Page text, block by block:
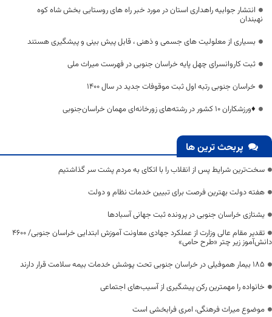
انتشار جوابیه راهداری استان در مورد خبر راه های روستایی بخش شاه کوه
نهبندان
بسیاری از معلولیت های جسمی و ذهنی ، قابل پیش بینی و پیشگیری هستند
ثبت کاروانسرای چهل پایه خراسان جنوبی در فهرست میراث ملی
خراسان جنوبی رتبه اول ثبت موقوفات جدید در سال 1400
♦️ورزشکاران ۱۰ کشور در رشته‌های زورخانه‌ای مهمان خراسان‌جنوبی
پربحث ترین ها
سخت‌ترین شرایط پس از انقلاب را با اتکای به مردم پشت سر گذاشتیم
هفته دولت بهترین فرصت برای تبیین خدمات نظام و دولت
یشتازی خراسان جنوبی در پرونده ثبت جهانی آسبادها
تقدیر مقام عالی وزارت از عملکرد جهادی معاونت آموزش ابتدایی خراسان جنوبی/ ۴۶۰۰
دانش‌آموز زیر چتر «طرح حامی»
۱۸۵ بیمار هموفیلی در خراسان جنوبی تحت پوشش خدمات بیمه سلامت قرار دارند
خانواده را مهمترین رکن پیشگیری از آسیب‌های اجتماعی
موضوع میراث فرهنگی، امری فرابخشی است